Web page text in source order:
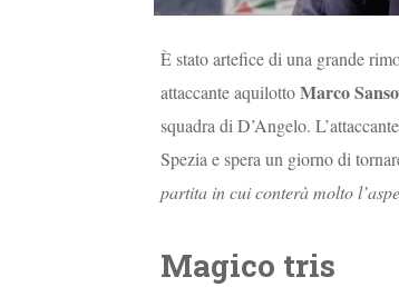
È stato artefice di una grande
attaccante aquilottoMarco
squadra di D’Angelo.
Spezia e spera un giorno di
partita in cui conterà molto
Magico tris